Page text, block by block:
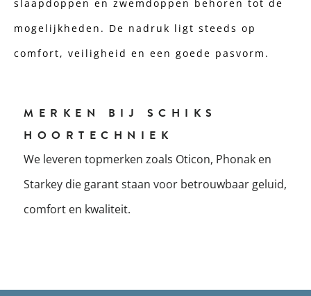
slaapdoppen en zwemdoppen behoren tot de
mogelijkheden. De nadruk ligt steeds op
comfort, veiligheid en een goede pasvorm.
MERKEN BIJ SCHIKS
HOORTECHNIEK
We leveren topmerken zoals Oticon, Phonak en
Starkey die garant staan voor betrouwbaar geluid,
comfort en kwaliteit.